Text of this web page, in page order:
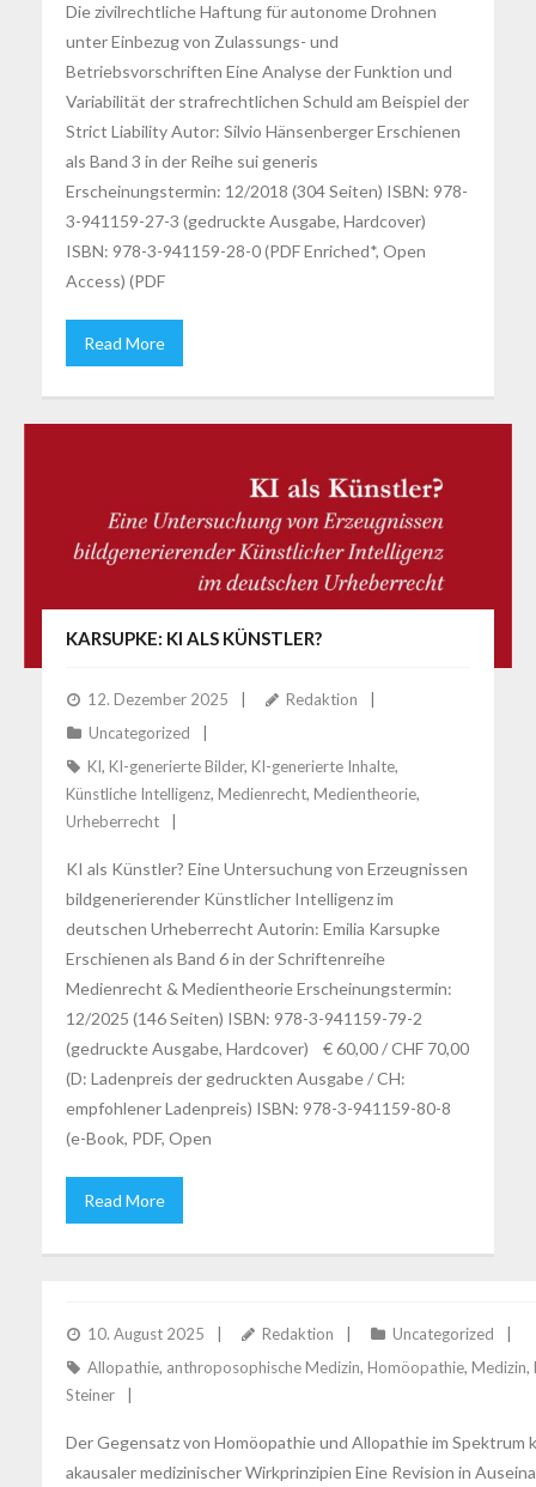
Die zivilrechtliche Haftung für autonome Drohnen
unter Einbezug von Zulassungs- und
Betriebsvorschriften Eine Analyse der Funktion und
Variabilität der strafrechtlichen Schuld am Beispiel der
Strict Liability Autor: Silvio Hänsenberger Erschienen
als Band 3 in der Reihe sui generis
Erscheinungstermin: 12/2018 (304 Seiten) ISBN: 978-
3-941159-27-3 (gedruckte Ausgabe, Hardcover)
ISBN: 978-3-941159-28-0 (PDF Enriched*, Open
Access) (PDF
Read More
KARSUPKE: KI ALS KÜNSTLER?
12. Dezember 2025
Redaktion
Uncategorized
KI, KI-generierte Bilder, KI-generierte Inhalte,
Künstliche Intelligenz, Medienrecht, Medientheorie,
Urheberrecht
KI als Künstler? Eine Untersuchung von Erzeugnissen
bildgenerierender Künstlicher Intelligenz im
deutschen Urheberrecht Autorin: Emilia Karsupke
Erschienen als Band 6 in der Schriftenreihe
Medienrecht & Medientheorie Erscheinungstermin:
12/2025 (146 Seiten) ISBN: 978-3-941159-79-2
(gedruckte Ausgabe, Hardcover) € 60,00 / CHF 70,00
(D: Ladenpreis der gedruckten Ausgabe / CH:
empfohlener Ladenpreis) ISBN: 978-3-941159-80-8
(e-Book, PDF, Open
Read More
10. August 2025 Redaktion
Uncategorized
Allopathie, anthroposophische Medizin, Homöopathie, Medizin,
Steiner
Der Gegensatz von Homöopathie und Allopathie im Spektrum
akausaler medizinischer Wirkprinzipien Eine Revision in